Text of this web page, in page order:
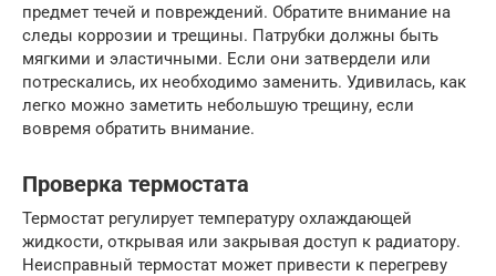
предмет течей и повреждений. Обратите внимание на
следы коррозии и трещины. Патрубки должны быть
мягкими и эластичными. Если они затвердели или
потрескались, их необходимо заменить. Удивилась, как
легко можно заметить небольшую трещину, если
вовремя обратить внимание.
Проверка термостата
Термостат регулирует температуру охлаждающей
жидкости, открывая или закрывая доступ к радиатору.
Неисправный термостат может привести к перегреву